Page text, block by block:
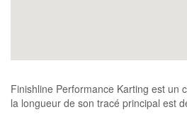
Finishline Performance Karting est un
la longueur de son tracé principal est